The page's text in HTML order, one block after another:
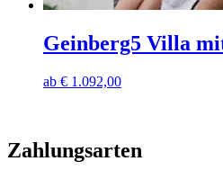
Geinberg5 Villa
ab € 1.092,00
Zahlungsarten